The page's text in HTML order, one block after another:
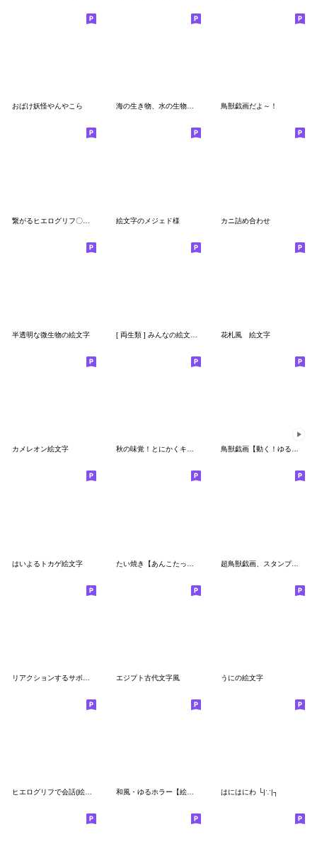
おばけ妖怪やんやこら 海の生き物、水の生物、リアルにつながる 鳥獣戯画だよ～！
絵文字のメジェド様 カニ詰め合わせ
半透明な微生物の絵文字 花札風 絵文字
カメレオン絵文字 秋の味覚！とにかくキノコの絵文字 鳥獣戯画【動く！ゆる絵文字】
はいよるトカゲ絵文字 超鳥獣戯画、スタンプにもなる長文敬語挨拶
エジプト古代文字風 うにの絵文字
ヒエログリフで会話(絵文字) 和風・ゆるホラー【絵文字】 はにはにわ └|∵|┐